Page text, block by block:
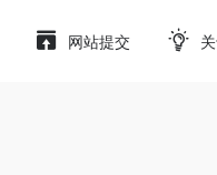
网站提交